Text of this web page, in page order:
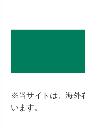
※当サイトは、海外
います。